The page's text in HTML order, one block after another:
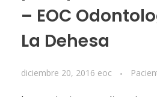
– EOC
La Dehesa
diciembre 20, 2016 eoc